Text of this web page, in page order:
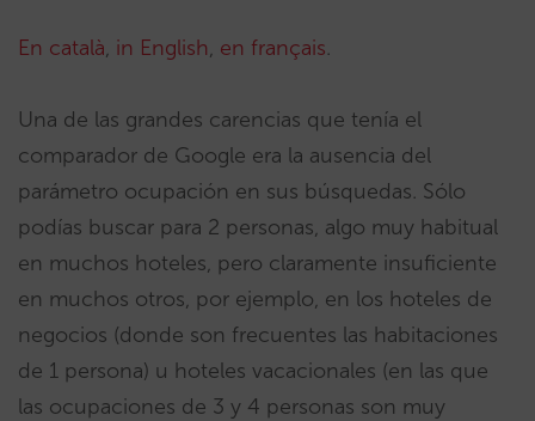
En català, in English, en français.
Una de las grandes carencias que tenía el
comparador de Google era la ausencia del
parámetro ocupación en sus búsquedas. Sólo
podías buscar para 2 personas, algo muy habitual
en muchos hoteles, pero claramente insuficiente
en muchos otros, por ejemplo, en los hoteles de
negocios (donde son frecuentes las habitaciones
de 1 persona) u hoteles vacacionales (en las que
las ocupaciones de 3 y 4 personas son muy